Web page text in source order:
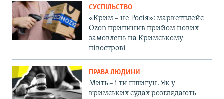
СУСПІЛЬСТВО
«Крим – не Росія»: маркетплейс
Ozon припинив прийом нових
замовлень на Кримському
півострові
ПРАВА ЛЮДИНИ
Мить – і ти шпигун. Як у
кримських судах розглядають